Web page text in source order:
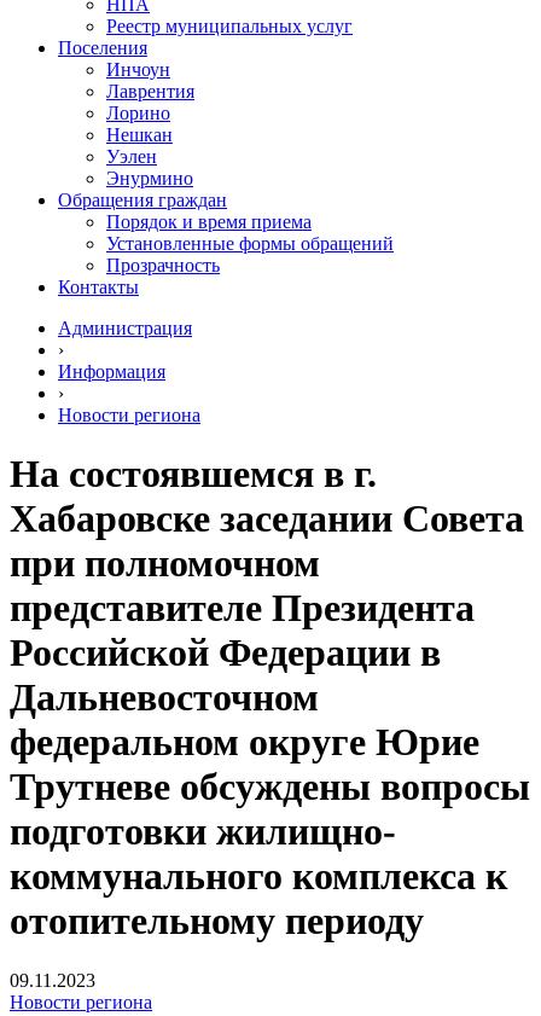
НПА
Реестр муниципальных услуг
Поселения
Инчоун
Лаврентия
Лорино
Нешкан
Уэлен
Энурмино
Обращения граждан
Порядок и время приема
Установленные формы обращений
Прозрачность
Контакты
Администрация
›
Информация
›
Новости региона
На состоявшемся в г.
Хабаровске заседании Совета
при полномочном
представителе Президента
Российской Федерации в
Дальневосточном
федеральном округе Юрие
Трутневе обсуждены вопросы
подготовки жилищно-
коммунального комплекса к
отопительному периоду
09.11.2023
Новости региона